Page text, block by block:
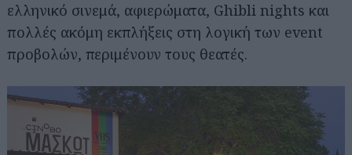
ελληνικό σινεμά, αφιερώματα, Ghibli nights και
πολλές ακόμη εκπλήξεις στη λογική των event
προβολών, περιμένουν τους θεατές.